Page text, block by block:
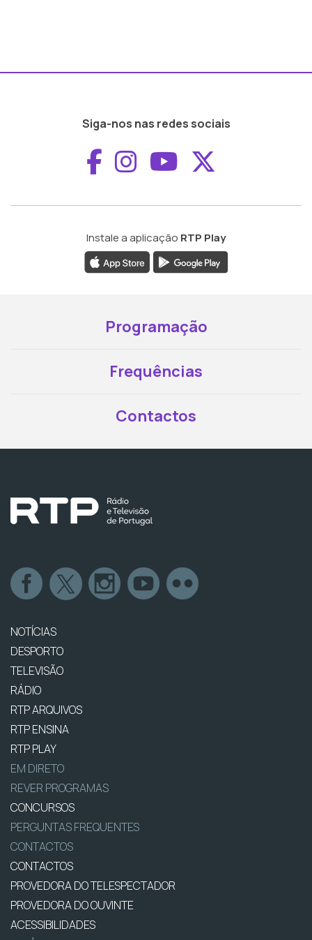
Siga-nos nas redes sociais
Aceder ao
Aceder ao
Aceder ao
Instale a aplicação RTP Play
Programação
Frequências
Contactos
NOTÍCIAS
DESPORTO
TELEVISÃO
RÁDIO
RTP ARQUIVOS
RTP ENSINA
RTP PLAY
EM DIRETO
REVER PROGRAMAS
CONCURSOS
PERGUNTAS FREQUENTES
CONTACTOS
CONTACTOS
PROVEDORA DO TELESPECTADOR
PROVEDORA DO OUVINTE
ACESSIBILIDADES